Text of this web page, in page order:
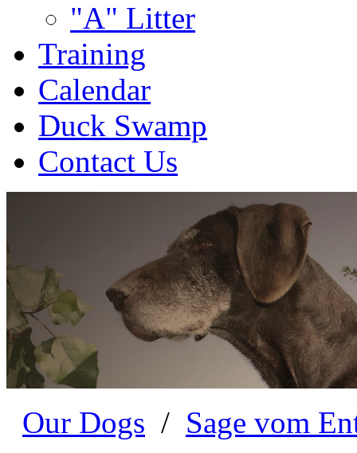
"A" Litter
Training
Calendar
Duck Swamp
Contact Us
Our Dogs / Sage vom